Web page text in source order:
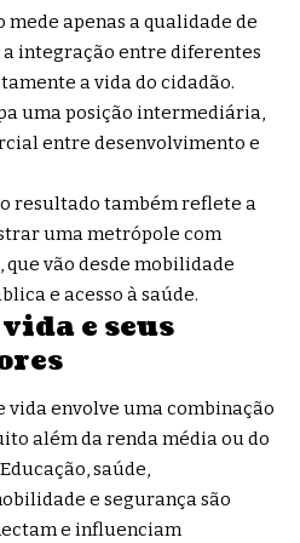
mede apenas a qualidade de
integração entre diferentes
a vida do cidadão.
uma posição intermediária,
entre desenvolvimento e
resultado também reflete a
uma metrópole com
vão desde mobilidade
e acesso à saúde.
e seus
vida envolve uma combinação
além da renda média ou do
saúde,
e segurança são
e influenciam